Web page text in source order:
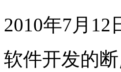
2010年7月12
软件开发的